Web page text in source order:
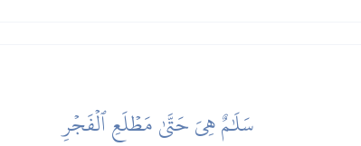
سَلَٰمٌ هِيَ حَتَّىٰ مَطۡلَعِ ٱلۡفَجۡرِ